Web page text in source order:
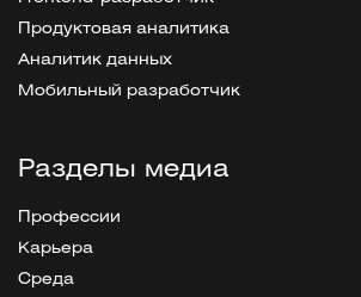
Продуктовая аналитика
Аналитик данных
Мобильный разработчик
Разделы медиа
Профессии
Карьера
Среда